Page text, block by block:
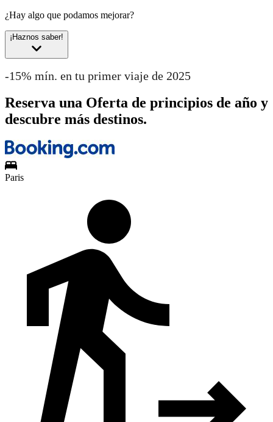
¿Hay algo que podamos mejorar?
¡Haznos saber!
-15% mín. en tu primer viaje de 2025
Reserva una Oferta de principios de año y
descubre más destinos.
Paris